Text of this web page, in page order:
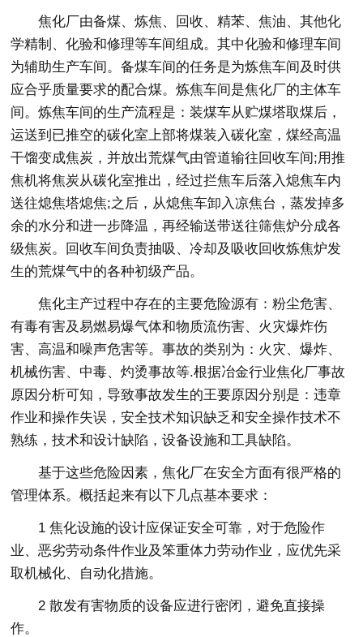
焦化厂由备煤、炼焦、回收、精苯、焦油、其他化
学精制、化验和修理等车间组成。其中化验和修理车间
为辅助生产车间。备煤车间的任务是为炼焦车间及时供
应合乎质量要求的配合煤。炼焦车间是焦化厂的主体车
间。炼焦车间的生产流程是：装煤车从贮煤塔取煤后，
运送到已推空的碳化室上部将煤装入碳化室，煤经高温
干馏变成焦炭，并放出荒煤气由管道输往回收车间;用推
焦机将焦炭从碳化室推出，经过拦焦车后落入熄焦车内
送往熄焦塔熄焦;之后，从熄焦车卸入凉焦台，蒸发掉多
余的水分和进一步降温，再经输送带送往筛焦炉分成各
级焦炭。回收车间负责抽吸、冷却及吸收回收炼焦炉发
生的荒煤气中的各种初级产品。
焦化主产过程中存在的主要危险源有：粉尘危害、
有毒有害及易燃易爆气体和物质流伤害、火灾爆炸伤
害、高温和噪声危害等。事故的类别为：火灾、爆炸、
机械伤害、中毒、灼烫事故等.根据冶金行业焦化厂事故
原因分析可知，导致事故发生的王要原因分别是：违章
作业和操作失误，安全技术知识缺乏和安全操作技术不
熟练，技术和设计缺陷，设备设施和工具缺陷。
基于这些危险因素，焦化厂在安全方面有很严格的
管理体系。概括起来有以下几点基本要求：
1 焦化设施的设计应保证安全可靠，对于危险作
业、恶劣劳动条件作业及笨重体力劳动作业，应优先采
取机械化、自动化措施。
2 散发有害物质的设备应进行密闭，避免直接操
作。